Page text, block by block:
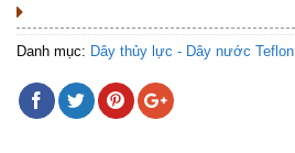
Danh mục: Dây thủy lực - Dây nước Teflon